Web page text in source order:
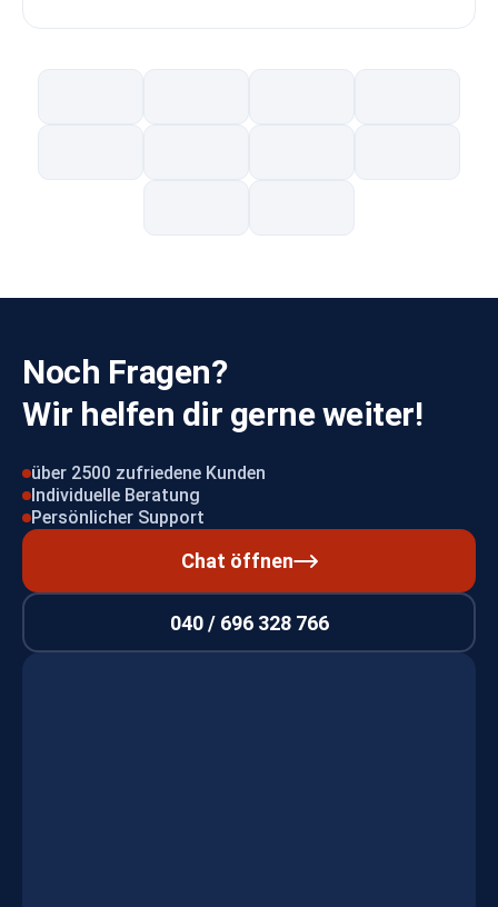
Noch Fragen?
Wir helfen dir gerne weiter!
über 2500 zufriedene Kunden
Individuelle Beratung
Persönlicher Support
Chat öffnen
040 / 696 328 766